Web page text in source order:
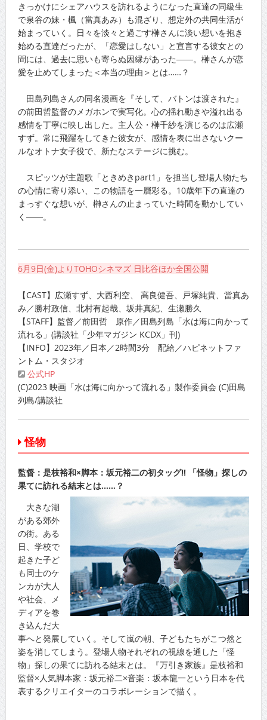
きっかけにシェアハウスを訪れるようになった直達の同級生
で泉谷の妹・楓（當真あみ）も混ざり、想定外の共同生活が
始まっていく。日々を淡々と過ごす榊さんに淡い想いを抱き
始める直達だったが、「恋愛はしない」と宣言する彼女との
間には、過去に思いも寄らぬ因縁があった――。榊さんが恋
愛を止めてしまった＜本当の理由＞とは……？
田島列島さんの同名漫画を『そして、バトンは渡された』
の前田哲監督のメガホンで実写化。心の揺れ動きや溢れ出る
感情を丁寧に映し出した。主人公・榊千紗を演じるのは広瀬
すず。常に飛躍をしてきた彼女が、感情を表に出さないクー
ルなオトナ女子役で、新たなステージに挑む。
スピッツが主題歌「ときめきpart1」を担当し登場人物たち
の心情に寄り添い、この物語を一層彩る。10歳年下の直達の
まっすぐな想いが、榊さんの止まっていた時間を動かしてい
く――。
6月9日(金)よりTOHOシネマズ 日比谷ほか全国公開
【CAST】広瀬すず、大西利空、 高良健吾、戸塚純貴、當真あ
み／勝村政信、北村有起哉、坂井真紀、生瀬勝久
【STAFF】監督／前田哲 原作／田島列島「水は海に向かって
流れる」(講談社「少年マガジン KCDX」刊)
【INFO】2023年／日本／2時間3分 配給／ハピネットファ
ントム・スタジオ
公式HP
(C)2023 映画「水は海に向かって流れる」製作委員会 (C)田島
列島/講談社
怪物
監督：是枝裕和×脚本：坂元裕二の初タッグ!! 「怪物」探しの
果てに訪れる結末とは……？
大きな湖
がある郊外
の街。ある
日、学校で
起きた子ど
も同士のケ
ンカが大人
や社会、メ
ディアを巻
き込んだ大
事へと発展していく。そして嵐の朝、子どもたちがこつ然と
姿を消してしまう。登場人物それぞれの視線を通した「怪
物」探しの果てに訪れる結末とは。『万引き家族』是枝裕和
監督×人気脚本家：坂元裕二×音楽：坂本龍一という日本を代
表するクリエイターのコラボレーションで描く。